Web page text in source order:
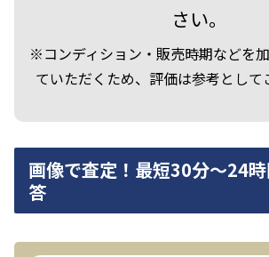
さい。
※コンディション・販売時期などを
ていただくため、評価は参考として
画像で査定！最短30分～24
答